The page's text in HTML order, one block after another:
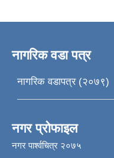
नागरिक वडा पत्र
नागरिक वडापत्र (२०७९)
नगर प्रोफाइल
नगर पार्श्वचित्र २०७५